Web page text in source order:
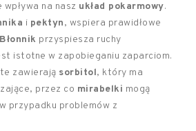
na nasz układ pokarmowy.
i pektyn, wspiera prawidłowe
Błonnik przyspiesza ruchy
istotne w zapobieganiu zaparciom.
zawierają sorbitol, który ma
przez co mirabelki mogą
przypadku problemów z